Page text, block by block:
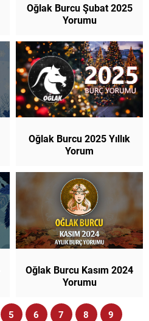
Oğlak Burcu Şubat 2025
Yorumu
Oğlak Burcu 2025 Yıllık
Yorum
Oğlak Burcu Kasım 2024
Yorumu
5 6 7 8 9